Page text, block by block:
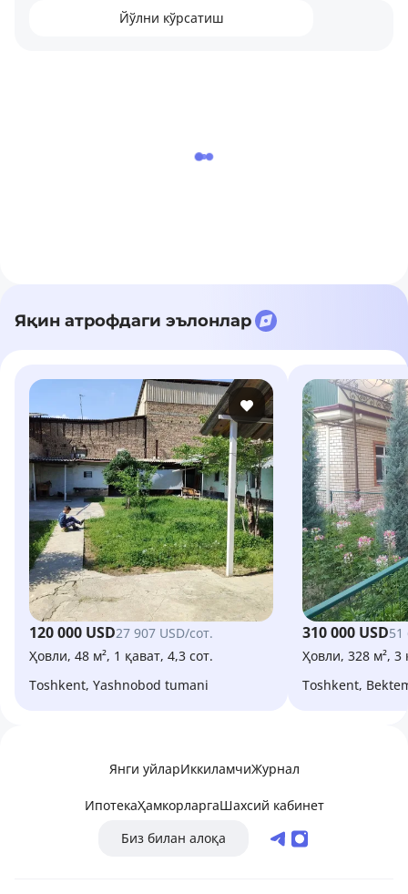
Йўлни кўрсатиш
Яқин атрофдаги эълонлар
120 000 USD27 907 USD/сот.
Ҳовли, 48 м², 1 қават, 4,3 сот.
Toshkent, Yashnobod tumani
310 000 USD51
Ҳовли, 328 м², 3
Toshkent,
Янги уйларИккиламчиЖурнал
ИпотекаҲамкорларгаШахсий кабинет
Биз билан алоқа